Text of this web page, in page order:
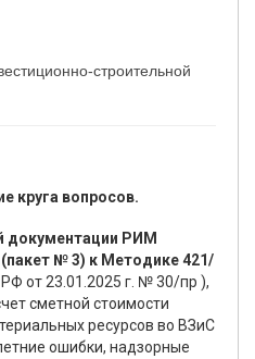
строительной
круга вопросов.
документации РИМ
№ 3) к Методике 421/
от 23.01.2025 г. № 30/пр ),
сметной стоимости
ресурсов во ВЗиС
ошибки, надзорные